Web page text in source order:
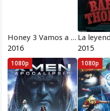
Honey 3 Vamos a Bailar Pelicula Completa HD 1080 [MEGA] [LATINO]
2016 2015
1080p 1080p